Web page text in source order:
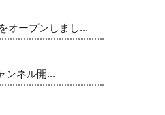
オープンしまし...
ンネル開...